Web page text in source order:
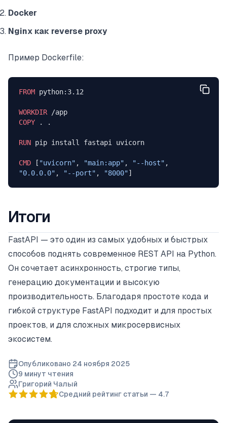
Docker
Nginx как reverse proxy
Пример Dockerfile:
FROM python:3.12
WORKDIR /app
COPY . .
RUN pip install fastapi uvicorn
CMD [ "uvicorn" , "main:app" , "--host" ,
"0.0.0.0" , "--port" , "8000"]
Итоги
FastAPI — это один из самых удобных и быстрых
способов поднять современное REST API на Python.
Он сочетает асинхронность, строгие типы,
генерацию документации и высокую
производительность. Благодаря простоте кода и
гибкой структуре FastAPI подходит и для простых
проектов, и для сложных микросервисных
экосистем.
Опубликовано 24 ноября 2025
9 минут чтения
Григорий Чалый
Средний рейтинг статьи — 4.7